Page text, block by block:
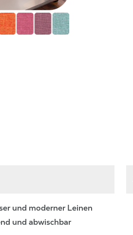
und moderner Leinen
und abwischbar